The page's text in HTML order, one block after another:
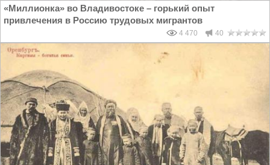
«Миллионка» во Владивостоке – горький опыт
привлечения в Россию трудовых мигрантов
4 470 40